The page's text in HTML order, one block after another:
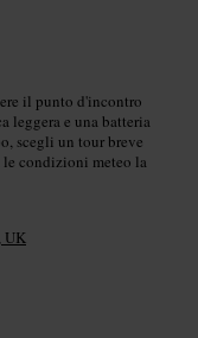
il punto d'incontro
leggera e una batteria
scegli un tour breve
condizioni meteo la
UK